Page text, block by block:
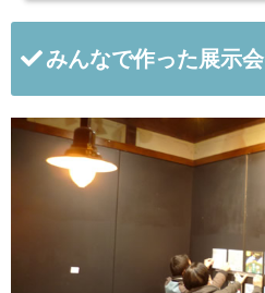
みんなで作った展示会